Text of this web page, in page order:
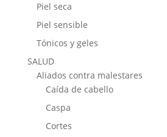
Piel seca
Piel sensible
Tónicos y geles
SALUD
Aliados contra malestares
Caída de cabello
Caspa
Cortes